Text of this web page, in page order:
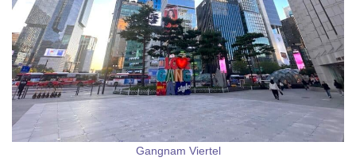
Gangnam Viertel